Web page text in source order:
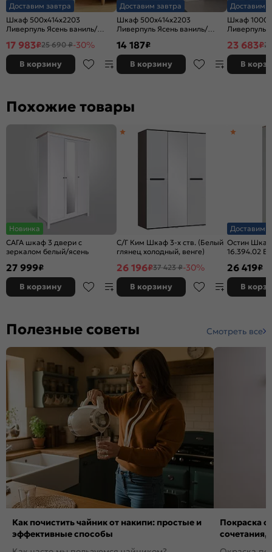
Доставим завтра
Шкаф 500x414x2203
Ливерпуль Ясень ваниль/
17 983₽25 690 ₽-30%
В корзину
Доставим завтра
Шкаф 500x414x2203
Ливерпуль Ясень ваниль/
14 187₽
В корзину
Доставим
Шкаф
Ливерпуль
23 683₽
В
Похожие товары
Новинка
САГА шкаф 3 двери с
зеркалом белый/ясень
27 999₽
В корзину
С/Г Ким Шкаф 3-х ств. (Белый
глянец холодный, венге)
26 196₽37 423 ₽-30%
В корзину
Доставим
Остин
16.394.02
26 419₽
В
Полезные советы Смотреть все
Как почистить чайник от накипи: простые и
эффективные способы
Покраска
сочетания,